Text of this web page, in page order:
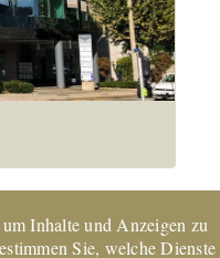
Inhalte und Anzeigen zu
Sie, welche Dienste